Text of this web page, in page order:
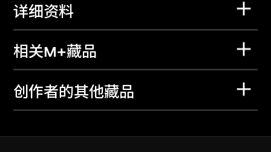
详细资料
相关M+藏品
创作者的其他藏品